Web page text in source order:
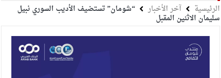
الجيش يفتح باب التجنيد لحملة البكالوريوس في الحقوق والقانون
الرئيسية آخر الأخبار “شومان” تستضيف الأديب السوري نبيل
سليمان الاثنين المقبل